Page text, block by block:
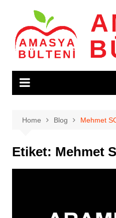
content
Home Blog Mehmet
Etiket: Mehmet